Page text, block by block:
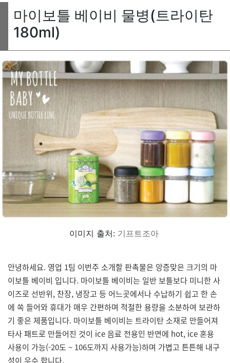
마이보틀 베이비 물병(트라이탄
180ml)
이미지 출처: 기프트조아
안녕하세요. 영업 1팀 이번주 소개할 판촉물은 앙증맞은 크기의 마
이보틀 베이비 입니다. 마이보틀 베이비는 일반 보틀보다 미니한 사
이즈로 선반위, 찬장, 냉장고 등 어느곳에서나 수납하기 쉽고 한 손
에 쏙 들어와 휴대가 매우 간편하며 적절한 용량을 소분하여 보관하
기 좋은 제품입니다. 마이보틀 베이비는 트라이탄 소재로 만들어져
타사 패트로 만들어진 것이 ice 음료 전용인 반면에 hot, ice 혼용
사용이 가능(-20도 ~ 106도까지 사용가능)하며 가볍고 튼튼해 내구
성이 우수 합니다.